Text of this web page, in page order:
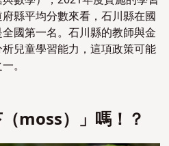
縣平均分數來看，石川縣在國
國第一名。石川縣的教師與金
兒童學習能力，這項政策可能
。
（moss）」 嗎 ！？